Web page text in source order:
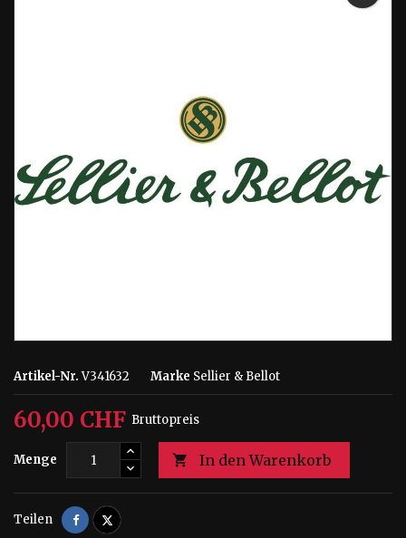
Artikel-Nr. V341632 Marke Sellier & Bellot
60,00 CHF Bruttopreis
Menge  In den Warenkorb
Teilen TeilenTweet